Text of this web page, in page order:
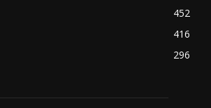
452
416
296